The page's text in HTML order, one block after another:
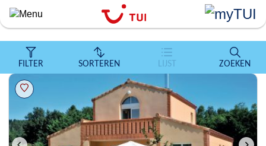
Overslaan
algemene
inhoud
gaan
FILTER SORTEREN LIJST ZOEKEN